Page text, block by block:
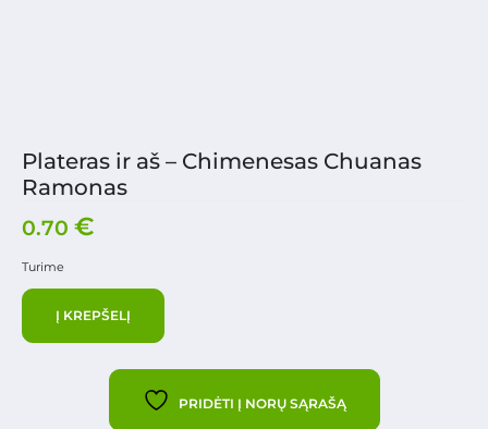
Plateras ir aš – Chimenesas Chuanas
Ramonas
0.70 €
Turime
Į KREPŠELĮ
PRIDĖTI Į NORŲ SĄRAŠĄ